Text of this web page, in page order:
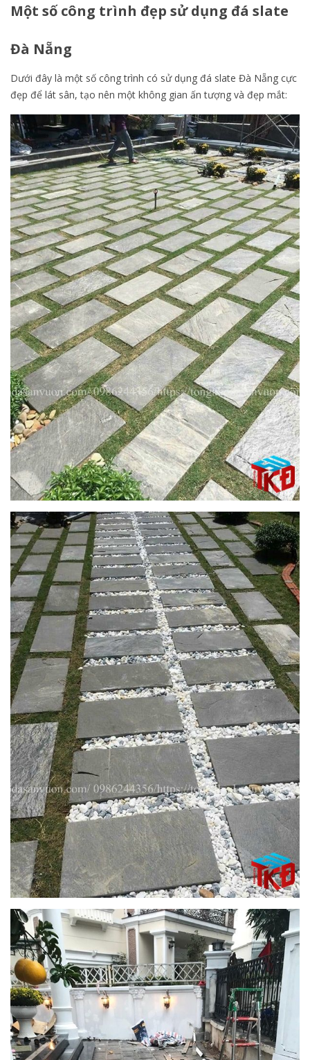
Một số công trình đẹp sử dụng đá slate
Đà Nẵng
Dưới đây là một số công trình có sử dụng đá slate Đà Nẵng cực
đẹp để lát sân, tạo nên một không gian ấn tượng và đẹp mắt: